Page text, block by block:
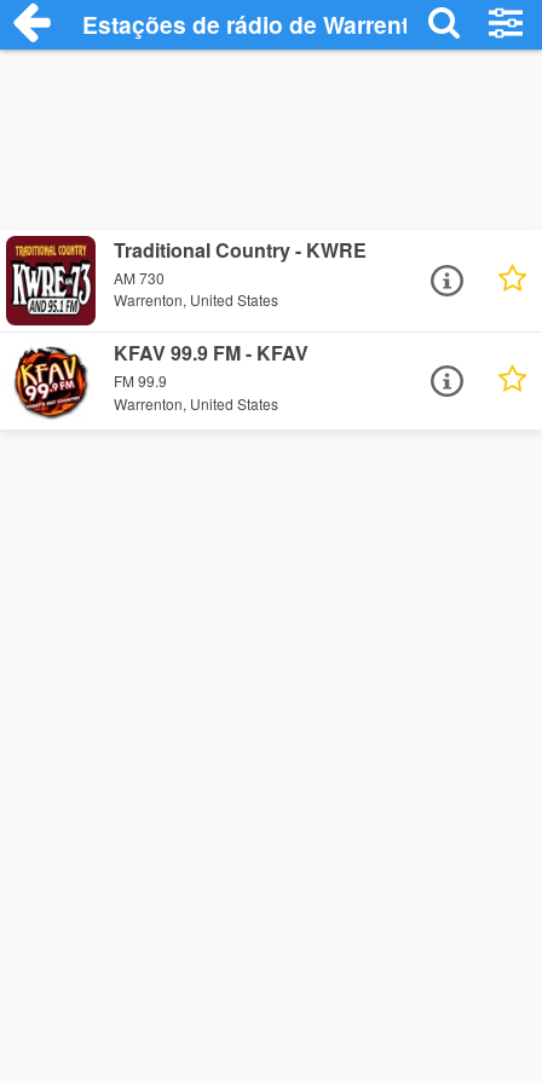
Estações de rádio de Warrenton - Ouça
Traditional Country - KWRE
AM 730
Warrenton, United States
KFAV 99.9 FM - KFAV
FM 99.9
Warrenton, United States